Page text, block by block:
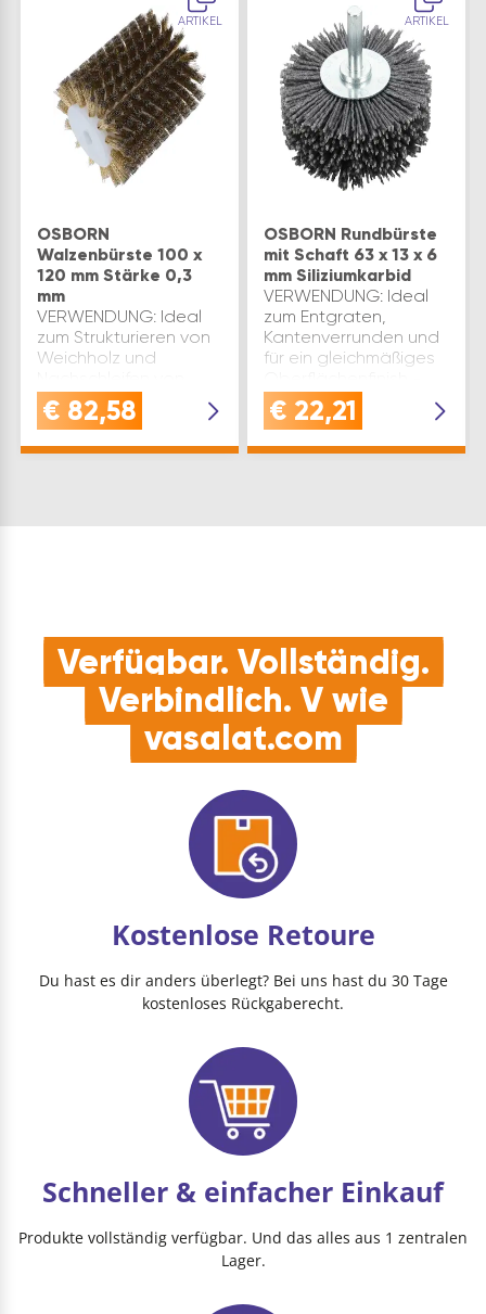
ARTIKEL
OSBORN
Walzenbürste 100 x
120 mm Stärke 0,3
mm
VERWENDUNG: Ideal
zum Strukturieren von
Weichholz und
Hartholz - vielseitig für
kreative und
€ 82,58
ARTIKEL
OSBORN Rundbürste
mit Schaft 63 x 13 x 6
mm Siliziumkarbid
VERWENDUNG: Ideal
zum Entgraten,
Kantenverrunden und
für ein gleichmäßiges
besonders für NE-
Metalle und
€ 22,21
Verfügbar. Vollständig.
Verbindlich. V wie
vasalat.com
Kostenlose Retoure
Du hast es dir anders überlegt? Bei uns hast du 30 Tage
kostenloses Rückgaberecht.
Schneller & einfacher Einkauf
Produkte vollständig verfügbar. Und das alles aus 1 zentralen
Lager.